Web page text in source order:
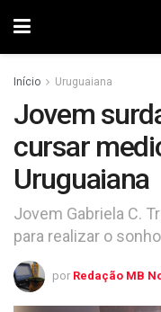
Início Uruguaiana
Jovem
cursar
Uruguaiana
Jovem Gabriela C.
para realizar o
por Redação MB